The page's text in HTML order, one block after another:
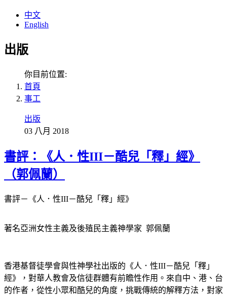
中文
English
出版
你目前位置:
首頁
事工
出版
03 八月 2018
書評：《人．性III－酷兒「釋」經》
（郭佩蘭）
書評－《人．性III－酷兒「釋」經》
著名亞洲女性主義及後殖民主義神學家 郭佩蘭
香港基督徒學會與性神學社出版的《人．性III－酷兒「釋」
經》，對華人教會及信徒群體有前瞻性作用。來自中、港、台
的作者，從性小眾和酷兒的角度，挑戰傳統的解釋方法，對家